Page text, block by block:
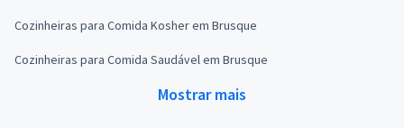
Cozinheiras para Comida Kosher em Brusque
Cozinheiras para Comida Saudável em Brusque
Mostrar mais